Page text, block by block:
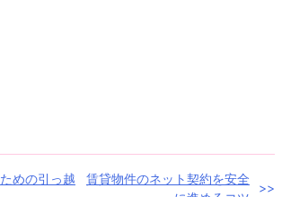
めの引っ越
賃貸物件のネット契約を安全